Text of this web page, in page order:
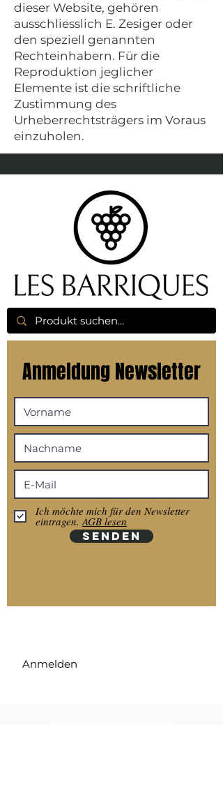
dieser Website, gehören
ausschliesslich E. Zesiger oder
den speziell genannten
Rechteinhabern. Für die
Reproduktion jeglicher
Elemente ist die schriftliche
Zustimmung des
Urheberrechtsträgers im Voraus
einzuholen.
Anmeldung Newsletter
Ich möchte mich für den Newsletter
eintragen. AGB lesen
SENDEN
Anmelden